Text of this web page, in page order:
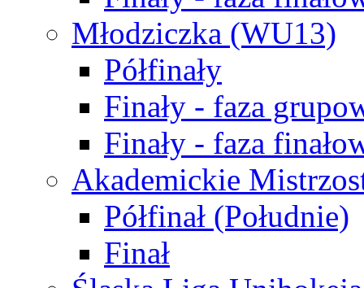
Młodziczka (WU13)
Półfinały
Finały - faza
Finały - faza
Akademickie
Półfinał (Południe)
Finał